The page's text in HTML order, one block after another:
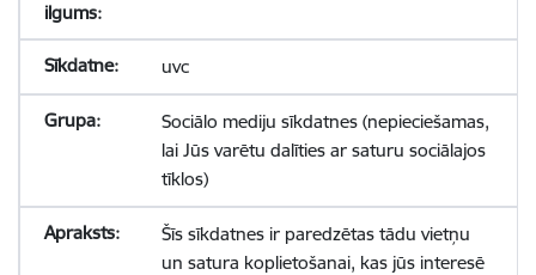
uvc
Sociālo mediju sīkdatnes (nepieciešamas,
lai Jūs varētu dalīties ar saturu sociālajos
tīklos)
Šīs sīkdatnes ir paredzētas tādu vietņu
un satura koplietošanai, kas jūs interesē